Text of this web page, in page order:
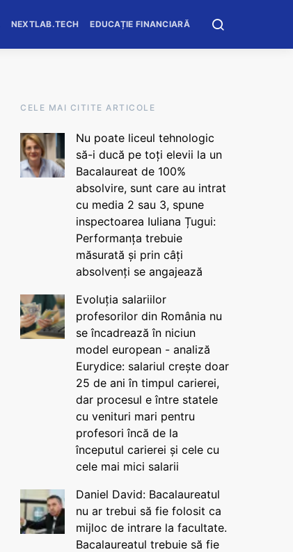
NEXTLAB.TECH EDUCAȚIE FINANCIARĂ
CELE MAI CITITE ARTICOLE
Nu poate liceul tehnologic
să-i ducă pe toți elevii la un
Bacalaureat de 100%
absolvire, sunt care au intrat
cu media 2 sau 3, spune
inspectoarea Iuliana Țugui:
Performanța trebuie
măsurată și prin câți
absolvenți se angajează
Evoluția salariilor
profesorilor din România nu
se încadrează în niciun
model european - analiză
Eurydice: salariul crește doar
25 de ani în timpul carierei,
dar procesul e între statele
cu venituri mari pentru
profesori încă de la
începutul carierei și cele cu
cele mai mici salarii
Daniel David: Bacalaureatul
nu ar trebui să fie folosit ca
mijloc de intrare la facultate.
Bacalaureatul trebuie să fie